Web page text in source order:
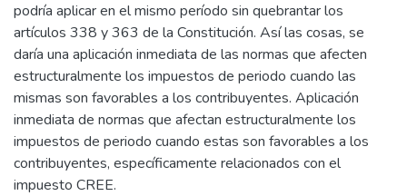
podría aplicar en el mismo período sin quebrantar los
artículos 338 y 363 de la Constitución. Así las cosas, se
daría una aplicación inmediata de las normas que afecten
estructuralmente los impuestos de periodo cuando las
mismas son favorables a los contribuyentes. Aplicación
inmediata de normas que afectan estructuralmente los
impuestos de periodo cuando estas son favorables a los
contribuyentes, específicamente relacionados con el
impuesto CREE.